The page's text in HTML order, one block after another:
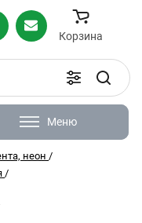
Корзина
Меню
неон /
/